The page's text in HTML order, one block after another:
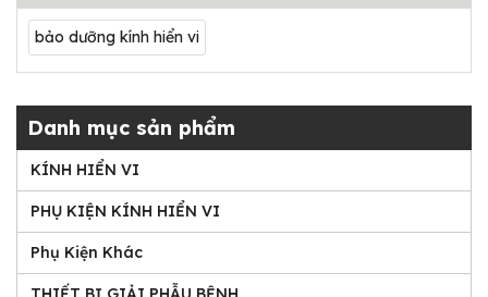
bảo dưỡng kính hiển vi
Danh mục sản phẩm
KÍNH HIỂN VI
PHỤ KIỆN KÍNH HIỂN VI
Phụ Kiện Khác